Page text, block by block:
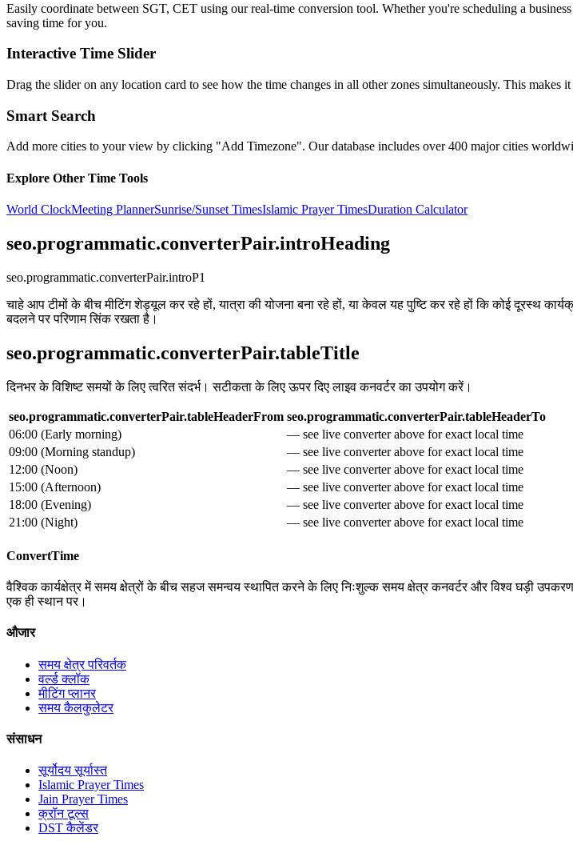
Easily coordinate between SGT, CET using our real-time conversion tool. Whether you're scheduling a
saving time for you.
Interactive Time Slider
Drag the slider on any location card to see how the time changes in all other zones simultaneously. This
Smart Search
Add more cities to your view by clicking "Add Timezone". Our database includes over 400 major cities
Explore Other Time Tools
World ClockMeeting PlannerSunrise/Sunset TimesIslamic Prayer TimesDuration Calculator
seo.programmatic.converterPair.introHeading
seo.programmatic.converterPair.introP1
चाहे आप टीमों के बीच मीटिंग शेड्यूल कर रहे हों, यात्रा की योजना बना रहे हों, या केवल यह पुष्टि कर रहे हों कि कोई दूरस्थ
बदलने पर परिणाम सिंक रखता है।
seo.programmatic.converterPair.tableTitle
दिनभर के विशिष्ट समयों के लिए त्वरित संदर्भ। सटीकता के लिए ऊपर दिए लाइव कनवर्टर का उपयोग करें।
seo.programmatic.converterPair.tableHeaderFrom seo.programmatic.converterPair.tableHeaderTo
06:00 (Early morning)
— see live converter above for exact local time
09:00 (Morning standup)
— see live converter above for exact local time
12:00 (Noon)
— see live converter above for exact local time
15:00 (Afternoon)
— see live converter above for exact local time
18:00 (Evening)
— see live converter above for exact local time
21:00 (Night) — see live converter above for exact local time
ConvertTime
वैश्विक कार्यक्षेत्र में समय क्षेत्रों के बीच सहज समन्वय स्थापित करने के लिए निःशुल्क समय क्षेत्र कनवर्टर और विश्व घड़ी
एक ही स्थान पर।
औजार
समय क्षेत्र परिवर्तक
वर्ल्ड क्लॉक
मीटिंग प्लानर
समय कैलकुलेटर
संसाधन
सूर्योदय सूर्यास्त
Islamic Prayer Times
Jain Prayer Times
क्रॉन टूल्स
DST कैलेंडर